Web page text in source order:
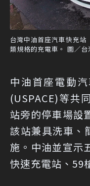
台灣中油首座汽車快充站
類規格的充電車。 圖／
中油首座電動
(USPACE)等共
站旁的停車場設
該站兼具洗車、
施。中油並宣示
快速充電站、59